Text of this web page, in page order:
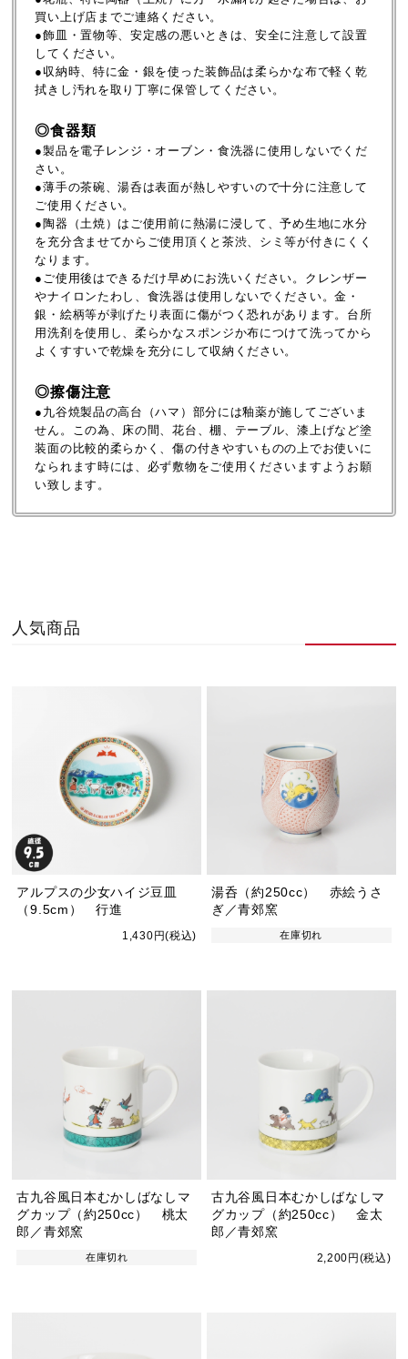
買い上げ店までご連絡ください。
●飾皿・置物等、安定感の悪いときは、安全に注意して設置
してください。
●収納時、特に金・銀を使った装飾品は柔らかな布で軽く乾
拭きし汚れを取り丁寧に保管してください。
◎食器類
●製品を電子レンジ・オーブン・食洗器に使用しないでくだ
さい。
●薄手の茶碗、湯呑は表面が熱しやすいので十分に注意して
ご使用ください。
●陶器（土焼）はご使用前に熱湯に浸して、予め生地に水分
を充分含ませてからご使用頂くと茶渋、シミ等が付きにくく
なります。
●ご使用後はできるだけ早めにお洗いください。クレンザー
やナイロンたわし、食洗器は使用しないでください。金・
銀・絵柄等が剥げたり表面に傷がつく恐れがあります。台所
用洗剤を使用し、柔らかなスポンジか布につけて洗ってから
よくすすいで乾燥を充分にして収納ください。
◎擦傷注意
●九谷焼製品の高台（ハマ）部分には釉薬が施してございま
せん。この為、床の間、花台、棚、テーブル、漆上げなど塗
装面の比較的柔らかく、傷の付きやすいものの上でお使いに
なられます時には、必ず敷物をご使用くださいますようお願
い致します。
人気商品
アルプスの少女ハイジ豆皿
（9.5cm） 行進
1,430円(税込)
湯呑（約250cc） 赤絵うさ
ぎ／青郊窯
在庫切れ
古九谷風日本むかしばなしマ
グカップ（約250cc） 桃太
郎／青郊窯
在庫切れ
古九谷風日本むかしばなしマ
グカップ（約250cc） 金太
郎／青郊窯
2,200円(税込)